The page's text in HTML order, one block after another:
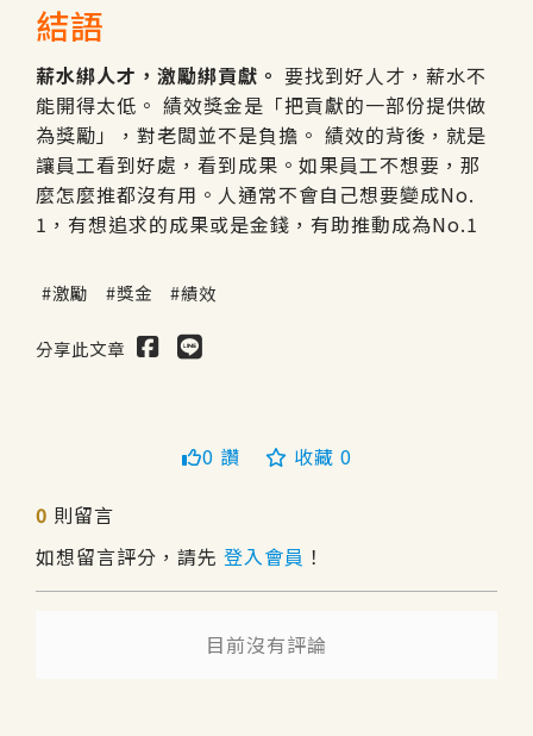
結語
薪水綁人才，激勵綁貢獻。 要找到好人才，薪水不
能開得太低。 績效獎金是「把貢獻的一部份提供做
為獎勵」，對老闆並不是負擔。 績效的背後，就是
讓員工看到好處，看到成果。如果員工不想要，那
麼怎麼推都沒有用。人通常不會自己想要變成No.
1，有想追求的成果或是金錢，有助推動成為No.1
激勵 獎金 績效
分享此文章
0 讚 收藏 0
0 則留言
如想留言評分，請先 登入會員 ！
目前沒有評論